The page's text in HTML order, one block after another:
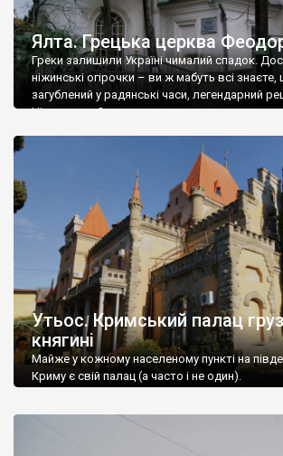
Ялта. Грецька церква
Греки залишили Україні чималий спадок.
ніжинські огірочки – ви ж мабуть всі знаєте,
загублений у радянські часи, легендарний
Ніжин греки?
Утьос. Кримський палац
княгині
Майже у кожному населеному пункті на
Криму є свій палац (а часто і не один).